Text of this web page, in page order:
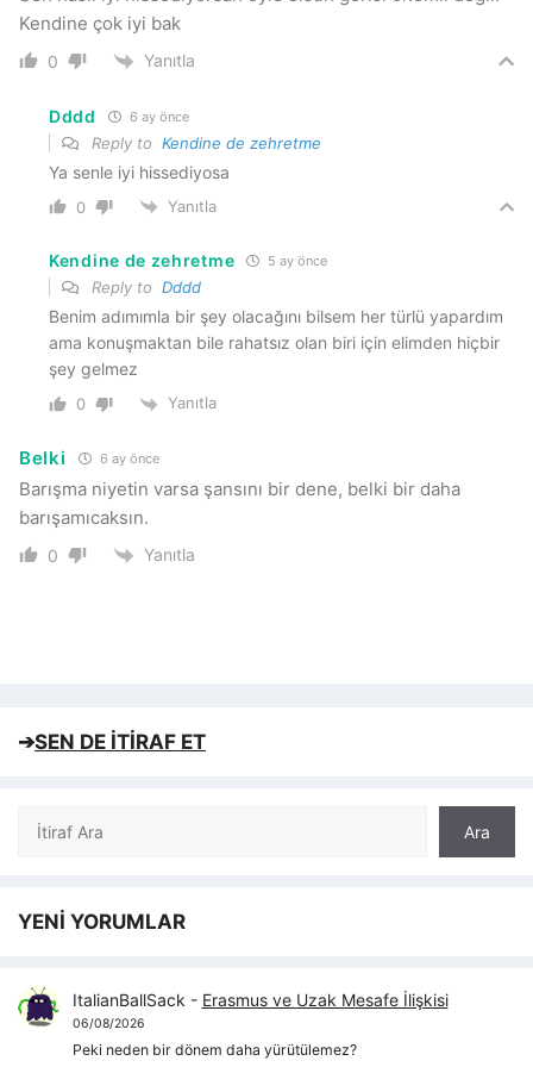
Kendine çok iyi bak
0 Yanıtla
Dddd 6 ay önce
Reply to Kendine de zehretme
Ya senle iyi hissediyosa
0 Yanıtla
Kendine de zehretme 5 ay önce
Reply to Dddd
Benim adımımla bir şey olacağını bilsem her türlü yapardım
ama konuşmaktan bile rahatsız olan biri için elimden hiçbir
şey gelmez
0 Yanıtla
Belki 6 ay önce
Barışma niyetin varsa şansını bir dene, belki bir daha
barışamıcaksın.
0 Yanıtla
➔SEN DE İTİRAF ET
Ara
Ara
YENİ YORUMLAR
ItalianBallSack - Erasmus ve Uzak Mesafe İlişkisi
06/08/2026
Peki neden bir dönem daha yürütülemez?